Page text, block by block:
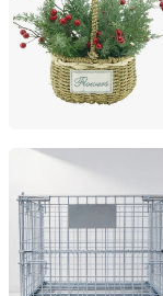
Jiangsu, China
Wuhu Xinzhu
Anhui, China